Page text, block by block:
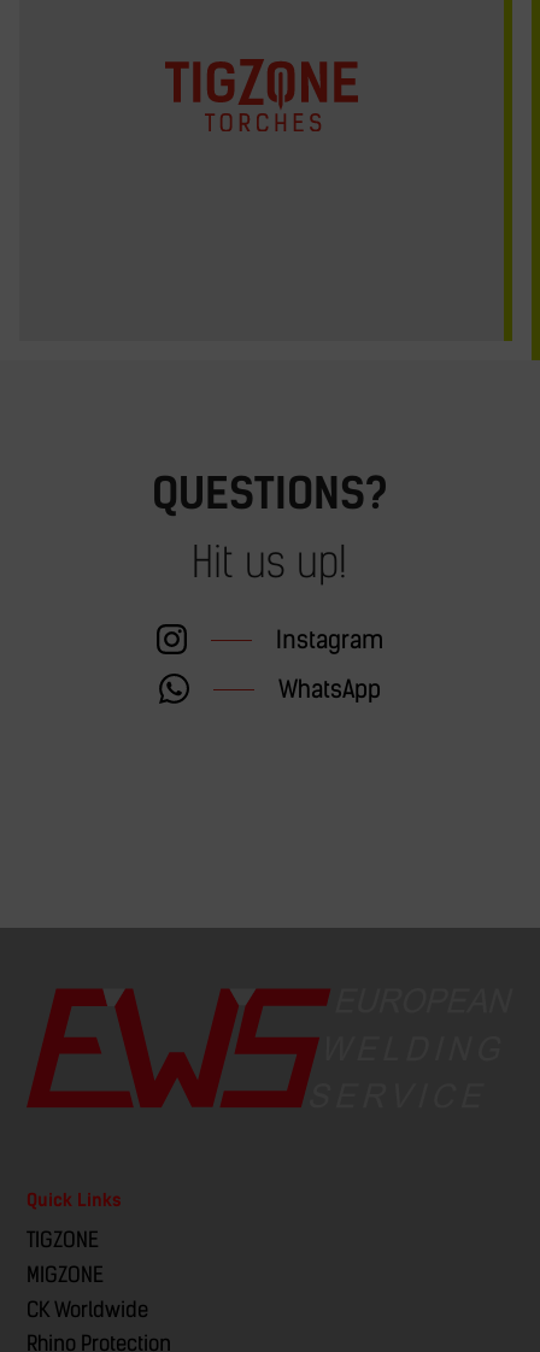
QUESTIONS?
Hit us up!
Instagram
WhatsApp
Quick Links
TIGZONE
MIGZONE
CK Worldwide
Rhino Protection